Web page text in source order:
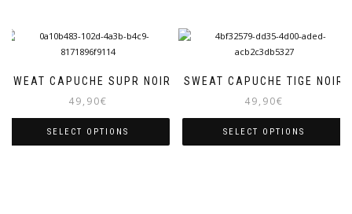
SWEAT CAPUCHE SUPR NOIR
49,90€
SELECT OPTIONS
SWEAT CAPUCHE TIGE NOIR
49,90€
SELECT OPTIONS